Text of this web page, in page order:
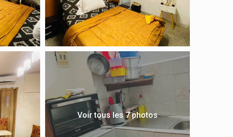
Voir tous les 7 photos